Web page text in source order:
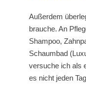
Außerdem
brauche. An
Shampoo,
Schaumbad
versuche ich als
es nicht jeden